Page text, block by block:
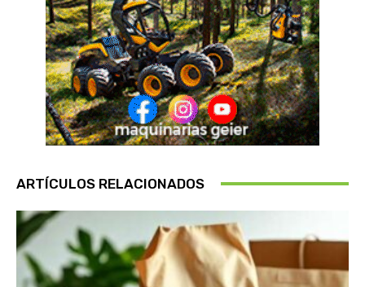
ARTÍCULOS RELACIONADOS